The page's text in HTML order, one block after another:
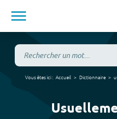
Vous êtes ici : Accueil Dictionnaire